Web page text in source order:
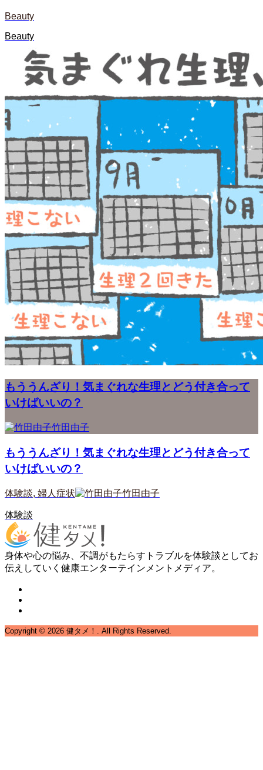
Beauty
Beauty
もううんざり！気まぐれな生理とどう付き合って
いけばいいの？
竹田由子
もううんざり！気まぐれな生理とどう付き合って
いけばいいの？
体験談, 婦人症状 竹田由子
体験談
身体や心の悩み、不調がもたらすトラブルを体験談としてお
伝えしていく健康エンターテインメントメディア。
Copyright © 2026 健タメ！. All Rights Reserved.